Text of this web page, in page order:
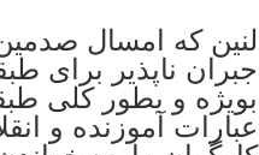
لنین که امسال
جبران ناپذیر برای
بویژه و بطور کلی
عبارات آموزنده و